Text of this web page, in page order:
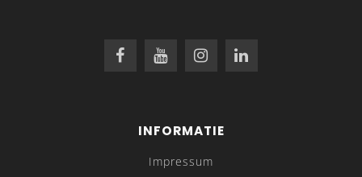
INFORMATIE
Impressum